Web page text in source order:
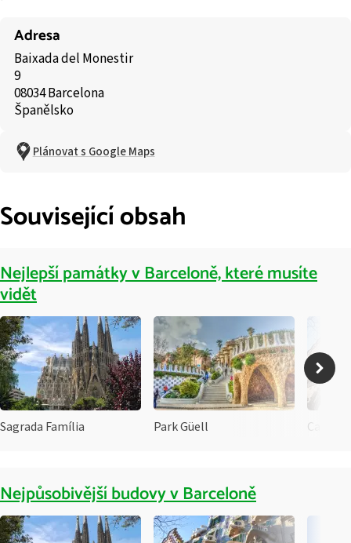
Adresa
Baixada del Monestir
9
08034 Barcelona
Španělsko
Plánovat s Google Maps
Související obsah
Nejlepší památky v Barceloně, které musíte
vidět
Sagrada Família Park Güell Casa
Nejpůsobivější budovy v Barceloně